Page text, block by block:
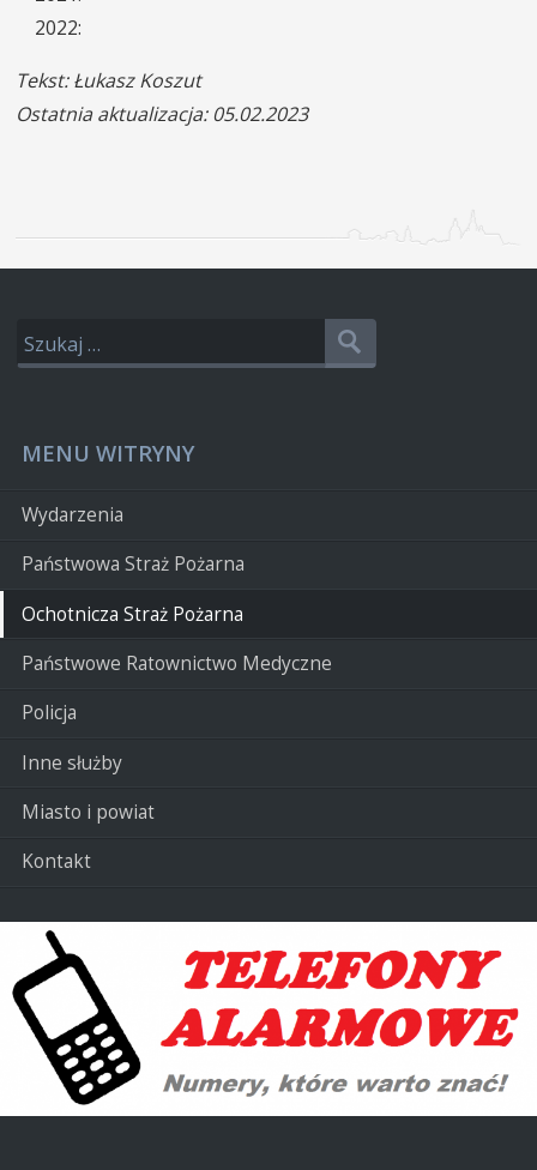
2022:
Tekst: Łukasz Koszut
Ostatnia aktualizacja: 05.02.2023
MENU WITRYNY
Wydarzenia
Państwowa Straż Pożarna
Ochotnicza Straż Pożarna
Państwowe Ratownictwo Medyczne
Policja
Inne służby
Miasto i powiat
Kontakt